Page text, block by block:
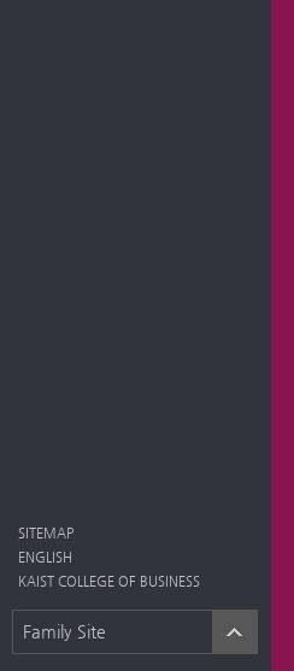
SITEMAP
ENGLISH
KAIST COLLEGE OF BUSINESS
Family Site